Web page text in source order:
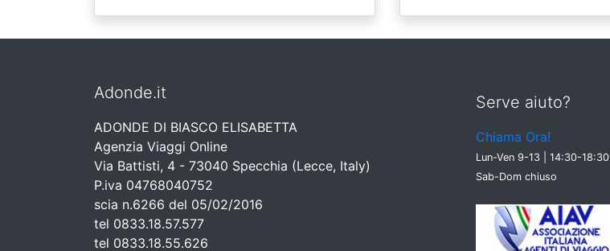
Adonde.it
ADONDE DI BIASCO ELISABETTA
Agenzia Viaggi Online
Via Battisti, 4 - 73040 Specchia (Lecce, Italy)
P.iva 04768040752
scia n.6266 del 05/02/2016
tel 0833.18.57.577
tel 0833.18.55.626
Serve aiuto?
Chiama Ora!
Lun-Ven 9-13 | 14:30-18:30
Sab-Dom chiuso